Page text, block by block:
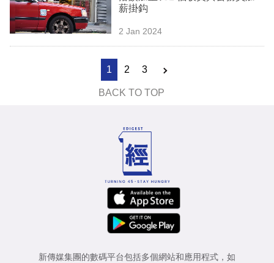
薪掛鈎
2 Jan 2024
1 2 3
BACK TO TOP
新傳媒集團的數碼平台包括多個網站和應用程式，如